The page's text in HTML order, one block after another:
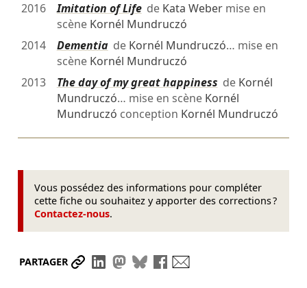
2016
Imitation of Lifede Kata Webermise en
scène Kornél Mundruczó
2014
Dementiade Kornél Mundruczó… mise en
scène Kornél Mundruczó
2013
The day of my great happiness de Kornél
Mundruczó… mise en scène Kornél
Mundruczó conception Kornél Mundruczó
Vous possédez des informations pour compléter
cette fiche ou souhaitez y apporter des corrections ?
Contactez-nous.
PARTAGER Partager le lien
Partager sur LinkedIn
Partager sur Mastodon
Partager sur Bluesky
Partager sur Facebook